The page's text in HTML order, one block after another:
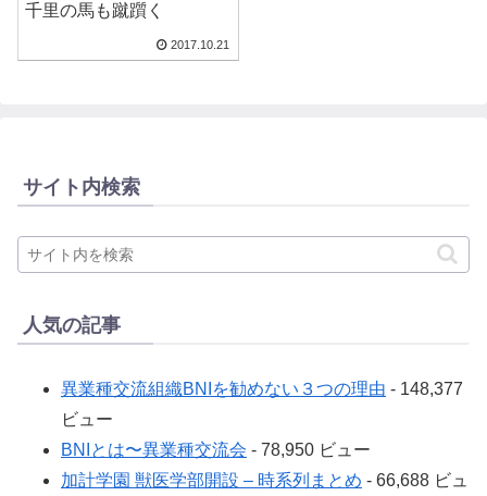
千里の馬も蹴躓く
2017.10.21
サイト内検索
人気の記事
異業種交流組織BNIを勧めない３つの理由 - 148,377
ビュー
BNIとは〜異業種交流会 - 78,950 ビュー
加計学園 獣医学部開設 – 時系列まとめ - 66,688 ビュ